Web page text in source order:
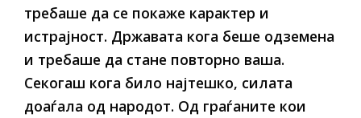
требаше да се покаже карактер и
истрајност. Државата кога беше одземена
и требаше да стане повторно ваша.
Секогаш кога било најтешко, силата
доаѓала од народот. Од граѓаните кои